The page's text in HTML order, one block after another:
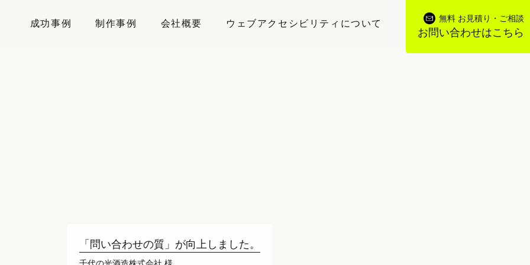
無料 お見積り・ご相談
お問い合わせはこちら
成功事例 制作事例 会社概要 ウェブアクセシビリティについて
広告に頼らずに新規の申込みが増えました